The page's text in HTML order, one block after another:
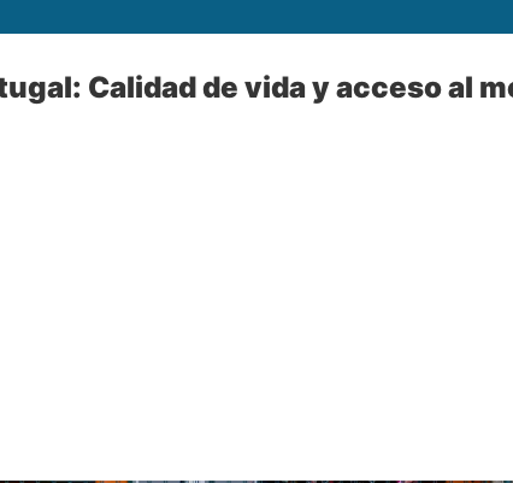
Calidad de vida y acceso al